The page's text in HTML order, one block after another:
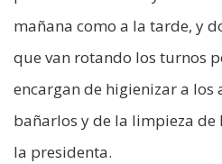
mañana como a la tarde, y
que van rotando los turnos
encargan de higienizar a los
bañarlos y de la limpieza de
la presidenta.